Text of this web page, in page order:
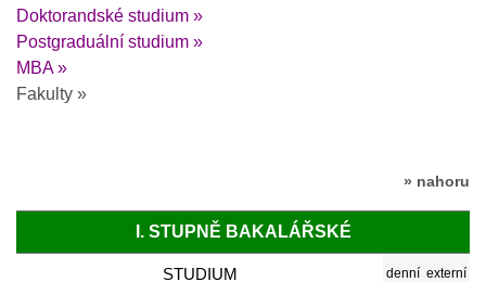
Doktorandské studium »
Postgraduální studium »
MBA »
Fakulty »
» nahoru
I. STUPNĚ BAKALÁŘSKÉ
STUDIUM denní externí